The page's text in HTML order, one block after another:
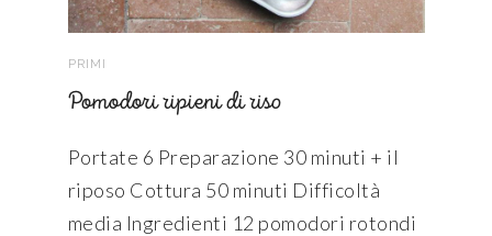
PRIMI
Pomodori ripieni di riso
Portate 6 Preparazione 30 minuti + il
riposo Cottura 50 minuti Difficoltà
media Ingredienti 12 pomodori rotondi